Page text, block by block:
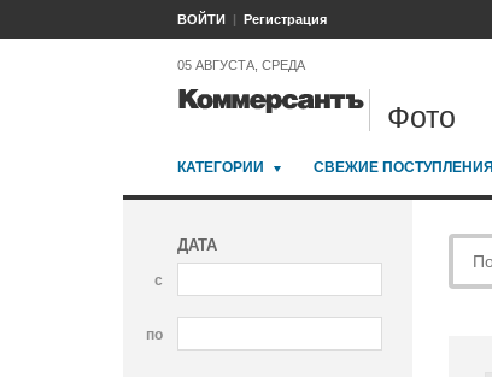
ВОЙТИ Регистрация
05 АВГУСТА, СРЕДА
Фото
КАТЕГОРИИ СВЕЖИЕ ПОСТУПЛЕНИЯ
ДАТА
с
по